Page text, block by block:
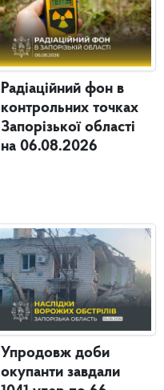
Радіаційний фон в
контрольних точках
Запорізької області
на 06.08.2026
Упродовж доби
окупанти завдали